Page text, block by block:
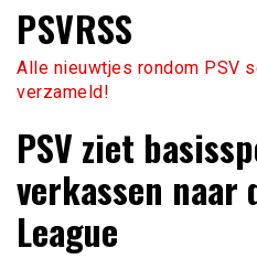
PSVRSS
Alle nieuwtjes rondom PSV
verzameld!
PSV ziet
verkassen naar
League